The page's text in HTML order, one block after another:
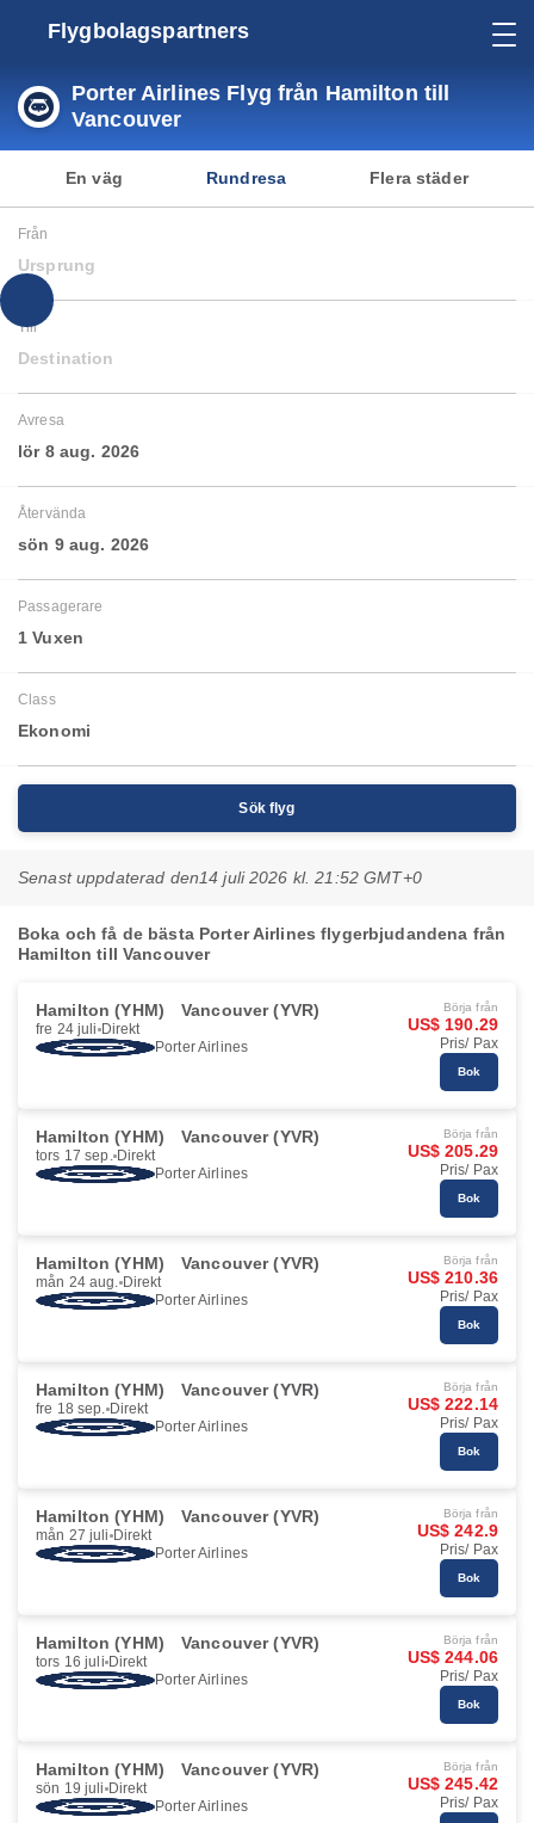
Flygbolagspartners
Porter Airlines Flyg från Hamilton till
Vancouver
En väg Rundresa Flera städer
Från
Ursprung
Till
Destination
Avresa
lör 8 aug. 2026
Återvända
sön 9 aug. 2026
Passagerare
1 Vuxen
Class
Ekonomi
Sök flyg
Senast uppdaterad den14 juli 2026 kl. 21:52 GMT+0
Boka och få de bästa Porter Airlines flygerbjudandena från
Hamilton till Vancouver
Hamilton (YHM) Vancouver (YVR)
fre 24 juli Direkt
Porter Airlines
Börja från
US$ 190.29
Pris/ Pax
Bok
Hamilton (YHM) Vancouver (YVR)
tors 17 sep. Direkt
Porter Airlines
Börja från
US$ 205.29
Pris/ Pax
Bok
Hamilton (YHM) Vancouver (YVR)
mån 24 aug. Direkt
Porter Airlines
Börja från
US$ 210.36
Pris/ Pax
Bok
Hamilton (YHM) Vancouver (YVR)
fre 18 sep. Direkt
Porter Airlines
Börja från
US$ 222.14
Pris/ Pax
Bok
Hamilton (YHM) Vancouver (YVR)
mån 27 juli Direkt
Porter Airlines
Börja från
US$ 242.9
Pris/ Pax
Bok
Hamilton (YHM) Vancouver (YVR)
tors 16 juli Direkt
Porter Airlines
Börja från
US$ 244.06
Pris/ Pax
Bok
Hamilton (YHM) Vancouver (YVR)
sön 19 juli Direkt
Porter Airlines
Börja från
US$ 245.42
Pris/ Pax